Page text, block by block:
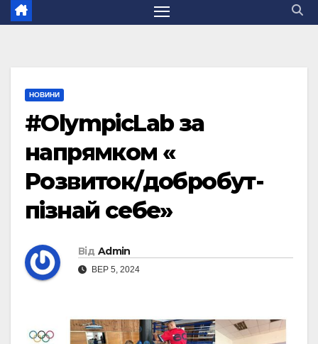
НОВИНИ
#OlympicLab за
напрямком «
Розвиток/добробут-
пізнай себе»
Від Admin
ВЕР 5, 2024